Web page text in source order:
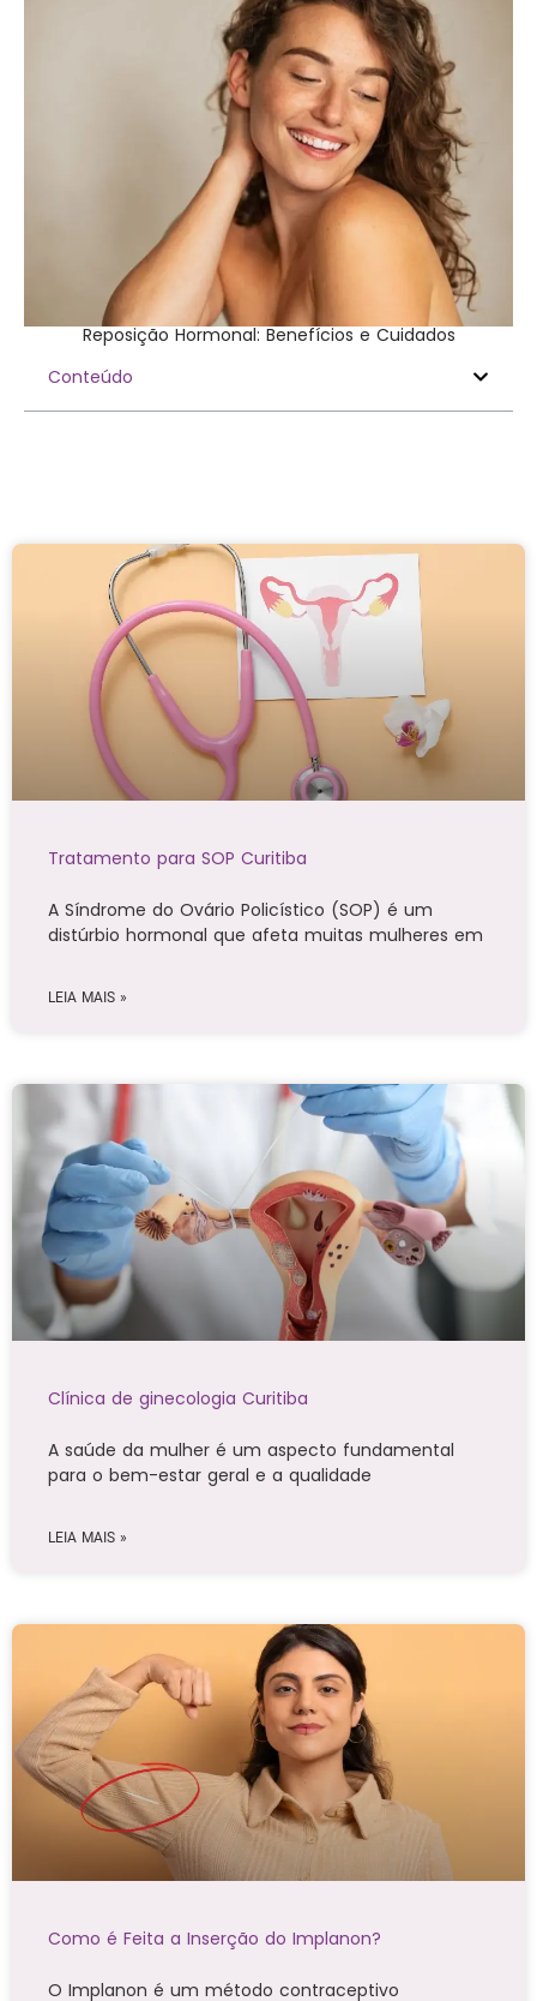
Reposição Hormonal: Benefícios e Cuidados
Conteúdo
Tratamento para SOP Curitiba
A Síndrome do Ovário Policístico (SOP) é um
distúrbio hormonal que afeta muitas mulheres em
LEIA MAIS »
Clínica de ginecologia Curitiba
A saúde da mulher é um aspecto fundamental
para o bem-estar geral e a qualidade
LEIA MAIS »
Como é Feita a Inserção do Implanon?
O Implanon é um método contraceptivo